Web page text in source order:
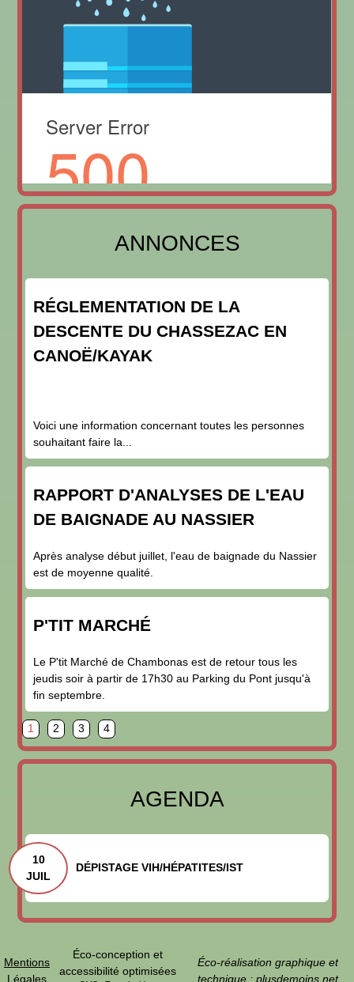
ANNONCES
RÉGLEMENTATION DE LA
DESCENTE DU CHASSEZAC EN
CANOË/KAYAK
Voici une information concernant toutes les personnes
souhaitant faire la...
RAPPORT D'ANALYSES DE L'EAU
DE BAIGNADE AU NASSIER
Après analyse début juillet, l'eau de baignade du Nassier
est de moyenne qualité.
P'TIT MARCHÉ
Le P'tit Marché de Chambonas est de retour tous les
jeudis soir à partir de 17h30 au Parking du Pont jusqu'à
fin septembre.
page
1 page
2 page
3 page
4
AGENDA
10
JUIL
DÉPISTAGE VIH/HÉPATITES/IST
Mentions
Légales
Éco-conception et
accessibilité optimisées
Éco-réalisation graphique et
technique : plusdemoins.net